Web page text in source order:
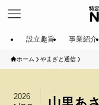
設立趣旨 事業紹介
ホーム やまざと通信
2026